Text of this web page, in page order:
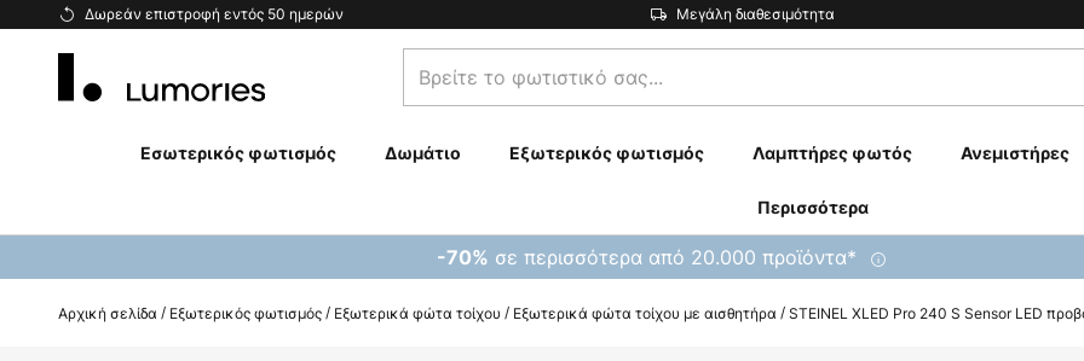
Δωρεάν επιστροφή εντός 50 ημερών Μεγάλη διαθεσιμότητα
Μετάβαση
Βρείτε
το
σας...
Εσωτερικός φωτισμός Δωμάτιο Εξωτερικός φωτισμός Λαμπτήρες φωτός Ανεμιστήρες
Περισσότερα
-70% σε περισσότερα από 20.000 προϊόντα*
Αρχική σελίδα Εξωτερικός φωτισμός Εξωτερικά φώτα τοίχου Εξωτερικά φώτα τοίχου με αισθητήρα STEINEL XLED Pro 240 S Sensor LED